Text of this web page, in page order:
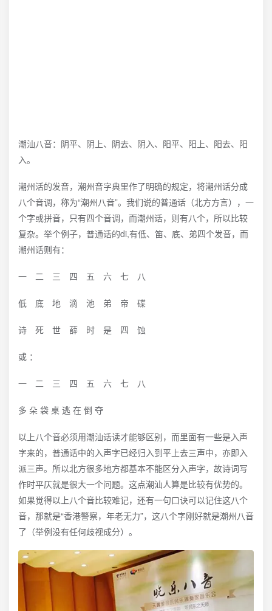
潮汕八音：阴平、阴上、阴去、阴入、阳平、阳上、阳去、阳
入。
潮州活的发音，潮州音字典里作了明确的规定，将潮州话分成
八个音调，称为“潮州八音”。我们说的普通话（北方方言），一
个字或拼音，只有四个音调，而潮州话，则有八个，所以比较
复杂。举个例子，普通话的di,有低、笛、底、弟四个发音，而
潮州话则有：
一 二 三 四 五 六 七 八
低 底 地 滴 池 弟 帝 碟
诗 死 世 薛 时 是 四 蚀
或 ：
一 二 三 四 五 六 七 八
多 朵 袋 桌 逃 在 倒 夺
以上八个音必须用潮汕话读才能够区别，而里面有一些是入声
字来的，普通话中的入声字已经归入到平上去三声中，亦即入
派三声。所以北方很多地方都基本不能区分入声字，故诗词写
作时平仄就是很大一个问题。这点潮汕人算是比较有优势的。
如果觉得以上八个音比较难记，还有一句口诀可以记住这八个
音，那就是“香港警察，年老无力”，这八个字刚好就是潮州八音
了（举例没有任何歧视成分）。